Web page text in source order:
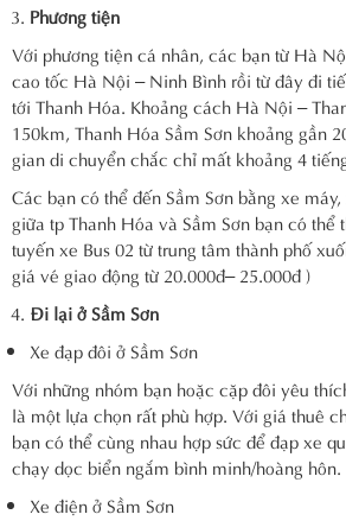
Phương tiện
Với phương tiện cá nhân, các bạn từ Hà
cao tốc Hà Nội – Ninh Bình rồi từ đây đi
tới Thanh Hóa. Khoảng cách Hà Nội –
150km, Thanh Hóa Sầm Sơn khoảng gần
gian di chuyển chắc chỉ mất khoảng 4
Các bạn có thể đến Sầm Sơn bằng xe
giữa tp Thanh Hóa và Sầm Sơn bạn có thể
tuyến xe Bus 02 từ trung tâm thành phố
giá vé giao động từ 20.000đ– 25.000đ )
Đi lại ở Sầm Sơn
Xe đạp đôi ở Sầm Sơn
Với những nhóm bạn hoặc cặp đôi yêu
là một lựa chọn rất phù hợp. Với giá thuê
bạn có thể cùng nhau hợp sức để đạp xe
chạy dọc biển ngắm bình minh/hoàng hôn.
Xe điện ở Sầm Sơn